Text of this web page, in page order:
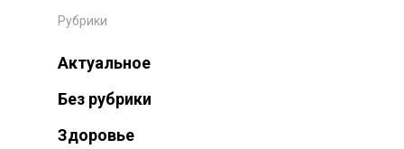
Рубрики
Актуальное
Без рубрики
Здоровье